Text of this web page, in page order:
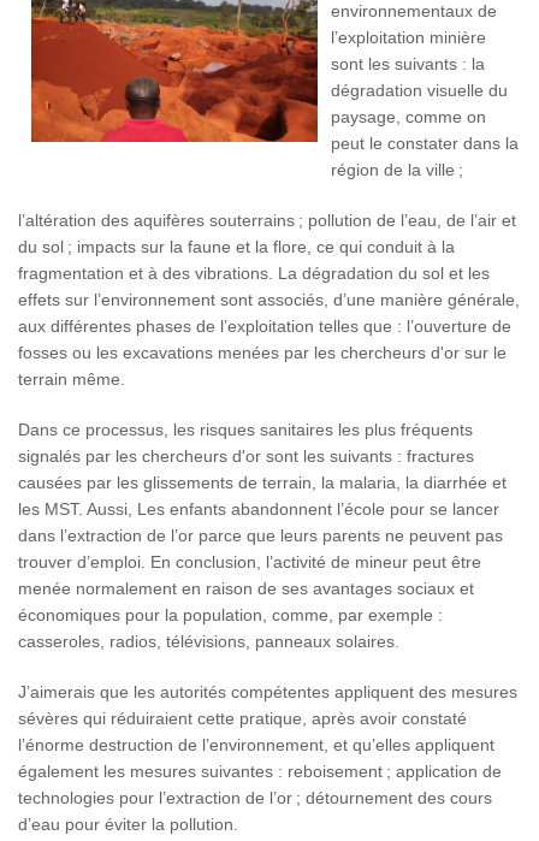
environnementaux de
l’exploitation minière
sont les suivants : la
dégradation visuelle du
paysage, comme on
peut le constater dans la
région de la ville ;
l’altération des aquifères souterrains ; pollution de l’eau, de l’air et
du sol ; impacts sur la faune et la flore, ce qui conduit à la
fragmentation et à des vibrations. La dégradation du sol et les
effets sur l’environnement sont associés, d’une manière générale,
aux différentes phases de l’exploitation telles que : l’ouverture de
fosses ou les excavations menées par les chercheurs d'or sur le
terrain même.
Dans ce processus, les risques sanitaires les plus fréquents
signalés par les chercheurs d'or sont les suivants : fractures
causées par les glissements de terrain, la malaria, la diarrhée et
les MST. Aussi, Les enfants abandonnent l’école pour se lancer
dans l’extraction de l’or parce que leurs parents ne peuvent pas
trouver d’emploi. En conclusion, l’activité de mineur peut être
menée normalement en raison de ses avantages sociaux et
économiques pour la population, comme, par exemple :
casseroles, radios, télévisions, panneaux solaires.
J’aimerais que les autorités compétentes appliquent des mesures
sévères qui réduiraient cette pratique, après avoir constaté
l’énorme destruction de l’environnement, et qu’elles appliquent
également les mesures suivantes : reboisement ; application de
technologies pour l’extraction de l’or ; détournement des cours
d’eau pour éviter la pollution.